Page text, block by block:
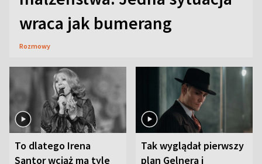
wraca jak bumerang
Rozmowy
To dlatego Irena
Santor wciąż ma tyle
Tak wyglądał pierwszy
plan Gelnera i